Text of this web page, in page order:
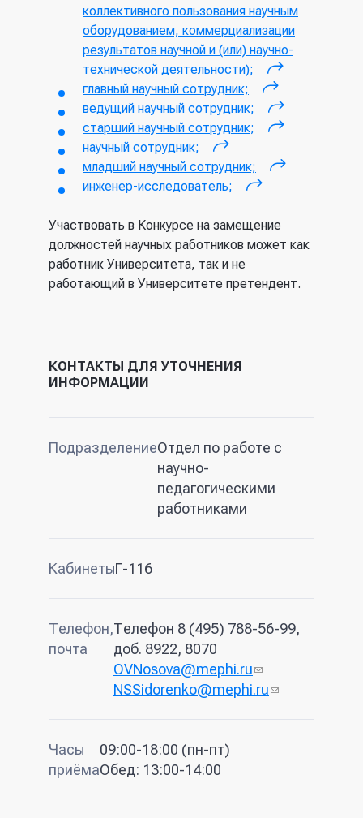
коллективного пользования научным
оборудованием, коммерциализации
результатов научной и (или) научно-
технической деятельности);
(внешняя
ссылка)
главный научный сотрудник;
(внешняя
ссылка)
ведущий научный сотрудник;
(внешняя
ссылка)
старший научный сотрудник;
(внешняя
научный сотрудник;
(внешняя
ссылка)
младший научный сотрудник;
(внешняя
инженер-исследователь;
(внешняя
Участвовать в Конкурсе на замещение
должностей научных работников может как
работник Университета, так и не
работающий в Университете претендент.
КОНТАКТЫ ДЛЯ УТОЧНЕНИЯ
ИНФОРМАЦИИ
ПодразделениеОтдел по работе с
научно-
педагогическими
работниками
КабинетыГ-116
Телефон,
почта
Телефон 8 (495) 788-56-99,
доб. 8922, 8070
OVNosova@mephi.ru(ссылка
для
NSSidorenko@mephi.ru(ссылка
Часы
приёма
09:00-18:00 (пн-пт)
Обед: 13:00-14:00